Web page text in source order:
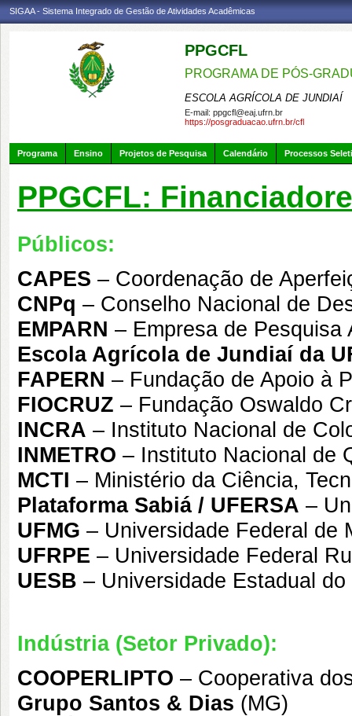
SIGAA - Sistema Integrado de Gestão de Atividades Acadêmicas
PPGCFL
PROGRAMA DE PÓS-
ESCOLA AGRÍCOLA DE JUNDIAÍ
E-mail: ppgcfl@eaj.ufrn.br
https://posgraduacao.ufrn.br/cfl
Programa Ensino Projetos de Pesquisa Calendário Processos
PPGCFL:
Públicos:
CAPES – Coordenação de
CNPq – Conselho Nacional de
EMPARN – Empresa de Pesquisa
Escola Agrícola de Jundiaí da
FAPERN – Fundação de Apoio à
FIOCRUZ – Fundação Oswaldo
INCRA – Instituto Nacional de
INMETRO – Instituto Nacional de
MCTI – Ministério da Ciência,
Plataforma Sabiá / UFERSA –
UFMG – Universidade Federal de
UFRPE – Universidade Federal
UESB – Universidade Estadual
Indústria (Setor Privado):
COOPERLIPTO – Cooperativa
Grupo Santos & Dias (MG)